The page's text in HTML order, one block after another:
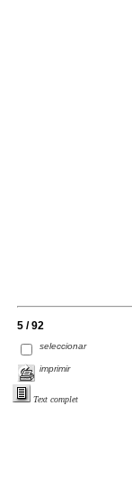
5 / 92
seleccionar
imprimir
Text complet